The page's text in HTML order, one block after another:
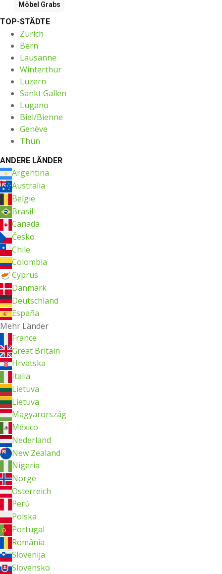
Möbel Grabs
TOP-STÄDTE
Zürich
Bern
Lausanne
Winterthur
Luzern
Sankt Gallen
Lugano
Biel/Bienne
Genève
Thun
ANDERE LÄNDER
Argentina
Australia
België
Brasil
Canada
Česko
Chile
Colombia
Cyprus
Danmark
Deutschland
España
Mehr Länder
France
Great Britain
Hrvatska
Italia
Lietuva
Lietuva
Magyarország
México
Nederland
New Zealand
Nigeria
Norge
Österreich
Perú
Polska
Portugal
România
Slovenija
Slovensko